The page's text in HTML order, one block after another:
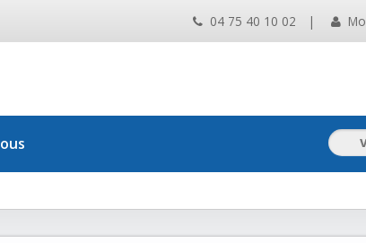
04 75 40 10 02 |